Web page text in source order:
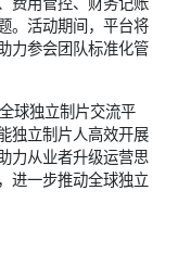
。活动期间，平台将
力参会团队标准化管
球独立制片交流平
独立制片人高效开展
力从业者升级运营思
进一步推动全球独立